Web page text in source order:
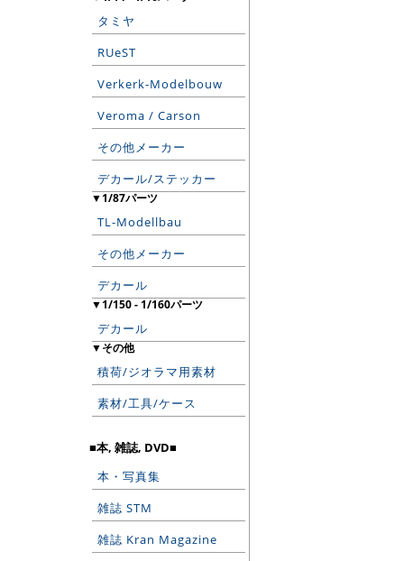
タミヤ
RUeST
Verkerk-Modelbouw
Veroma / Carson
その他メーカー
デカール/ステッカー
▼1/87パーツ
TL-Modellbau
その他メーカー
デカール
▼1/150 - 1/160パーツ
デカール
▼その他
積荷/ジオラマ用素材
素材/工具/ケース
■本, 雑誌, DVD■
本・写真集
雑誌 STM
雑誌 Kran Magazine